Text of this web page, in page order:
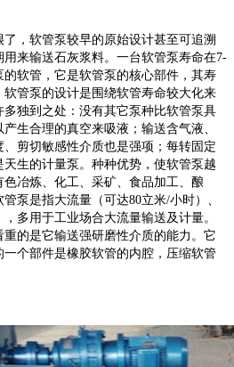
，软管泵较早的原始设计甚至可追溯
来输送石灰浆料。一台软管泵寿命在7-
软管，它是软管泵的核心部件，其寿
管泵的设计是围绕软管寿命较大化来
独到之处：没有其它泵种比软管泵具
生合理的真空来吸液；输送含气液、
剪切敏感性介质也是强项；每转固定
生的计量泵。种种优势，使软管泵越
冶炼、化工、采矿、食品加工、酿
泵是指大流量（可达80立米/小时）、
多用于工业场合大流量输送及计量。
的是它输送强研磨性介质的能力。它
个部件是橡胶软管的内腔，压缩软管